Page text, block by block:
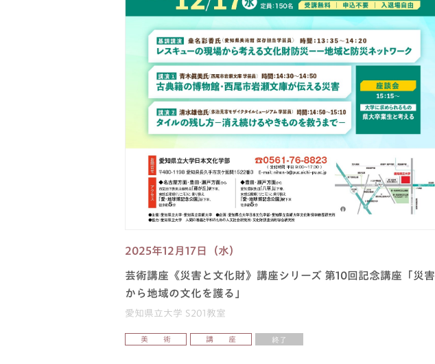
2025年12月17日（水）
芸術講座《災害と文化財》講座シリーズ 第10回記念講座「災害
から地域の文化を護る」
愛知県立大学 S201教室
美 術 講 座 終了